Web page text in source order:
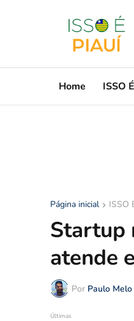
Home ISSO É
Página inicial ISSO
Startup
atende
Por Paulo Melo
Últimas